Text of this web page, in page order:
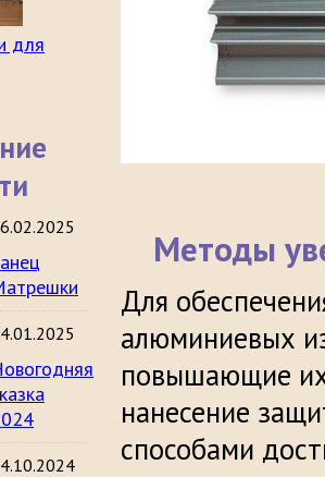
для
Методы
Для
алюминиевых
повышающие их
нанесение
способами